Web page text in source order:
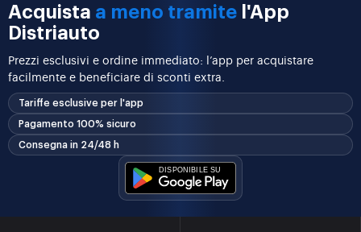
Acquista a meno tramite l'App
Distriauto
Prezzi esclusivi e ordine immediato: l’app per acquistare
facilmente e beneficiare di sconti extra.
Tariffe esclusive per l'app
Pagamento 100% sicuro
Consegna in 24/48 h